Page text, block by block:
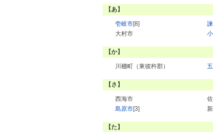
【あ】
壱岐市[8]
大村市
【か】
川棚町（東彼杵郡）
【さ】
西海市
島原市[3]
【た】